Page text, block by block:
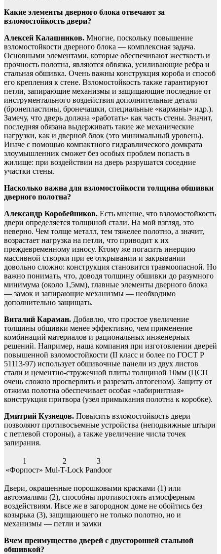
Какие элементы дверного блока отвечают за
взломостойкость двери?
Алексей Калашников. Многие, поскольку повышение
взломостойкости дверного блока — комплексная задача.
Основными элементами, которые обеспечивают жесткость и
прочность полотна, являются обвязка, усиливающие ребра и
стальная обшивка. Очень важны конструкция короба и способ
его крепления к стене. Взломостойкость также гарантируют
петли, запирающие механизмы и защищающие последние от
инструментального воздействия дополнительные детали
(бронепластины, бронечашки, специальные «карманы» идр.).
Замечу, что дверь должна «работать» как часть стены. Значит,
последняя обязана выдерживать такие же механические
нагрузки, как и дверной блок (это минимальный уровень).
Иначе с помощью компактного гидравлического домкрата
злоумышленник сможет без особых проблем попасть в
жилище: при воздействии на дверь разрушатся соседние
участки стены.
Насколько важна для взломостойкости толщина обшивки
дверного полотна?
Александр Коробейников. Есть мнение, что взломостойкость
двери определяется толщиной стали. На мой взгляд, это
неверно. Чем толще металл, тем тяжелее полотно, а значит,
возрастает нагрузка на петли, что приводит к их
преждевременному износу. Ктому же погасить инерцию
массивной створки при ее открывании и закрывании
довольно сложно: конструкция становится травмоопасной. Но
важно понимать, что, доводя толщину обшивки до разумного
минимума (около 1,5мм), главные элементы дверного блока
— замок и запирающие механизмы — необходимо
дополнительно защищать.
Виталий Караман. Добавлю, что простое увеличение
толщины обшивки менее эффективно, чем применение
комбинаций материалов и рациональных инженерных
решений. Например, наша компания при изготовлении дверей
повышенной взломостойкости (II класс и более по ГОСТ Р
51113-97) использует обшивочные панели из двух листов
стали и цементно-стружечной плиты толщиной 10мм (ЦСП
очень сложно просверлить и разрезать автогеном). Защиту от
отжима полотна обеспечивает особая «лабиринтная»
конструкция притвора (узел примыкания полотна к коробке).
Дмитрий Кузнецов. Повысить взломостойкость двери
позволяют противосъемные устройства (неподвижные штыри
с петлевой стороны), а также увеличение числа точек
запирания.
1
«Форпост»
2
Mul-T-Lock
3
Pandoor
Двери, окрашенные порошковыми красками (1) или
автоэмалями (2), способны противостоять атмосферным
воздействиям. Ивсе же в загородном доме не обойтись без
козырька (3), защищающего не только полотно, но и
механизмы — петли и замки
Вчем преимущество дверей с двусторонней стальной
обшивкой?